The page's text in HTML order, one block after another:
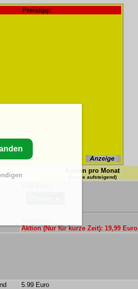
Preistipp:
Kosten pro Monat
(Preise aufsteigend)
Aktion (Nur für kurze Zeit): 19,99 Euro
5.99 Euro